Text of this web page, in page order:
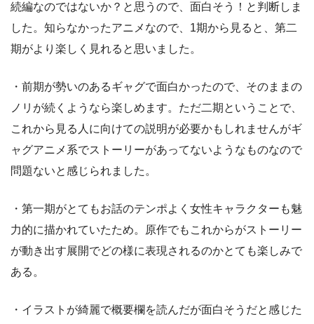
続編なのではないか？と思うので、面白そう！と判断しま
した。知らなかったアニメなので、1期から見ると、第二
期がより楽しく見れると思いました。
・前期が勢いのあるギャグで面白かったので、そのままの
ノリが続くようなら楽しめます。ただ二期ということで、
これから見る人に向けての説明が必要かもしれませんがギ
ャグアニメ系でストーリーがあってないようなものなので
問題ないと感じられました。
・第一期がとてもお話のテンポよく女性キャラクターも魅
力的に描かれていたため。原作でもこれからがストーリー
が動き出す展開でどの様に表現されるのかとても楽しみで
ある。
・イラストが綺麗で概要欄を読んだが面白そうだと感じた